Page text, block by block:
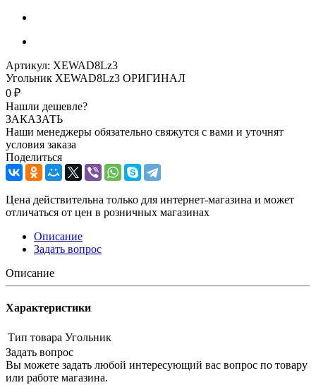
Артикул: XEWAD8Lz3
Угольник XEWAD8Lz3 ОРИГИНАЛ
0 ₽
Нашли дешевле?
ЗАКАЗАТЬ
Наши менеджеры обязательно свяжутся с вами и уточнят
условия заказа
Поделиться
Цена действительна только для интернет-магазина и может
отличаться от цен в розничных магазинах
Описание
Задать вопрос
Описание
Характеристики
Тип товара Угольник
Задать вопрос
Вы можете задать любой интересующий вас вопрос по товару
или работе магазина.